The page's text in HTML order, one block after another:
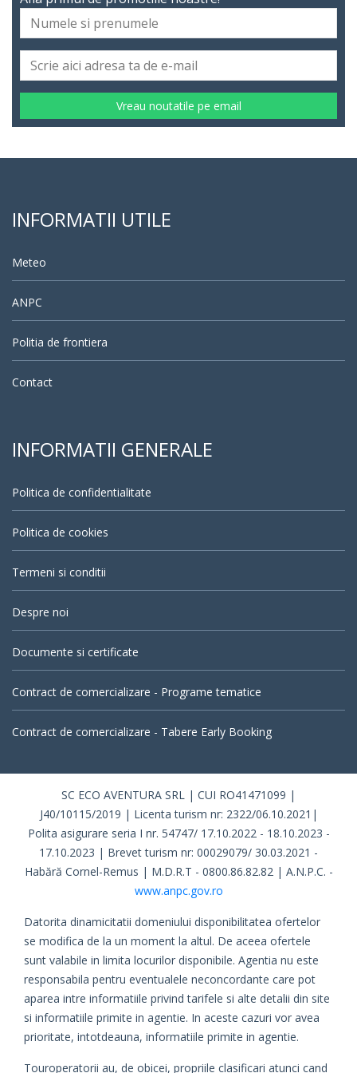
Vreau noutatile pe email
INFORMATII UTILE
Meteo
ANPC
Politia de frontiera
Contact
INFORMATII GENERALE
Politica de confidentialitate
Politica de cookies
Termeni si conditii
Despre noi
Documente si certificate
Contract de comercializare - Programe tematice
Contract de comercializare - Tabere Early Booking
SC ECO AVENTURA SRL | CUI RO41471099 |
J40/10115/2019 | Licenta turism nr: 2322/06.10.2021|
Polita asigurare seria I nr. 54747/ 17.10.2022 - 18.10.2023 -
17.10.2023 | Brevet turism nr: 00029079/ 30.03.2021 -
Habără Cornel-Remus | M.D.R.T - 0800.86.82.82 | A.N.P.C. -
www.anpc.gov.ro
Datorita dinamicitatii domeniului disponibilitatea ofertelor
se modifica de la un moment la altul. De aceea ofertele
sunt valabile in limita locurilor disponibile. Agentia nu este
responsabila pentru eventualele neconcordante care pot
aparea intre informatiile privind tarifele si alte detalii din site
si informatiile primite in agentie. In aceste cazuri vor avea
prioritate, intotdeauna, informatiile primite in agentie.
Touroperatorii au, de obicei, propriile clasificari atunci cand